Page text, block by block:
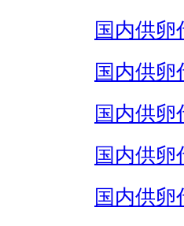
国内供卵
国内供卵
国内供卵
国内供卵
国内供卵